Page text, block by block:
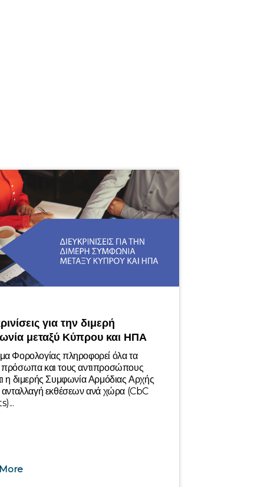
για την διμερή
μεταξύ Κύπρου και ΗΠΑ
Φορολογίας πληροφορεί όλα τα
πρόσωπα και τους αντιπροσώπους
η διμερής Συμφωνία Αρμόδιας Αρχής
ανταλλαγή εκθέσεων ανά χώρα (CbC